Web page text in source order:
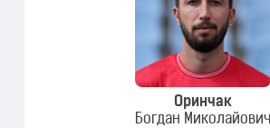
Оринчак
Богдан Миколайович